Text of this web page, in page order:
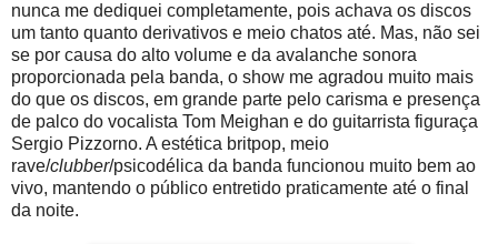
nunca me dediquei completamente, pois achava os discos
um tanto quanto derivativos e meio chatos até. Mas, não sei
se por causa do alto volume e da avalanche sonora
proporcionada pela banda, o show me agradou muito mais
do que os discos, em grande parte pelo carisma e presença
de palco do vocalista Tom Meighan e do guitarrista figuraça
Sergio Pizzorno. A estética britpop, meio
rave/clubber/psicodélica da banda funcionou muito bem ao
vivo, mantendo o público entretido praticamente até o final
da noite.